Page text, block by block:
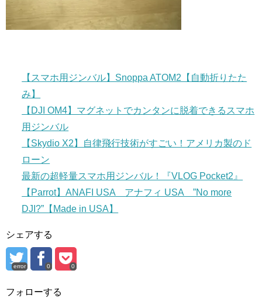
【スマホ用ジンバル】Snoppa ATOM2【自動折りたた
み】
【DJI OM4】マグネットでカンタンに脱着できるスマホ
用ジンバル
【Skydio X2】自律飛行技術がすごい！アメリカ製のド
ローン
最新の超軽量スマホ用ジンバル！『VLOG Pocket2』
【Parrot】ANAFI USA アナフィ USA ”No more
DJI?”【Made in USA】
シェアする
error 0 0
フォローする